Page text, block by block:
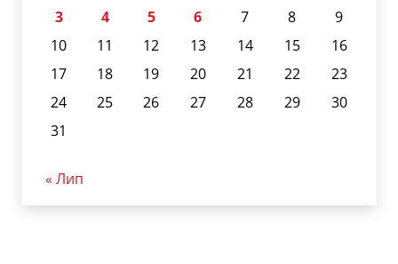
3
4 5 6 7 8
9
10
11 12 13 14 15
16
17
18 19 20 21 22
23
24
25 26 27 28 29
30
31
« Лип